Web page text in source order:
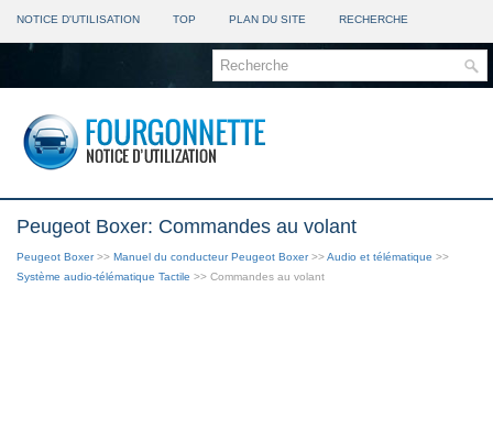
NOTICE D'UTILISATION TOP PLAN DU SITE RECHERCHE
Peugeot Boxer: Commandes au volant
Peugeot Boxer>> Manuel du conducteur Peugeot Boxer>>Audio et télématique >>
Système audio-télématique Tactile >> Commandes au volant